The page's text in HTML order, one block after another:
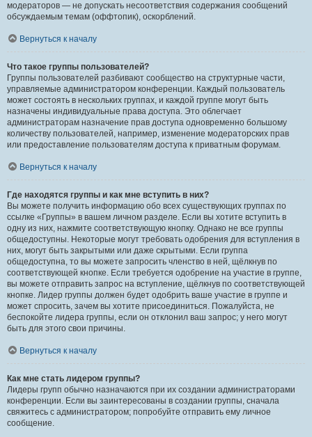
модераторов — не допускать несоответствия содержания сообщений
обсуждаемым темам (оффтопик), оскорблений.
Вернуться к началу
Что такое группы пользователей?
Группы пользователей разбивают сообщество на структурные части,
управляемые администратором конференции. Каждый пользователь
может состоять в нескольких группах, и каждой группе могут быть
назначены индивидуальные права доступа. Это облегчает
администраторам назначение прав доступа одновременно большому
количеству пользователей, например, изменение модераторских прав
или предоставление пользователям доступа к приватным форумам.
Вернуться к началу
Где находятся группы и как мне вступить в них?
Вы можете получить информацию обо всех существующих группах по
ссылке «Группы» в вашем личном разделе. Если вы хотите вступить в
одну из них, нажмите соответствующую кнопку. Однако не все группы
общедоступны. Некоторые могут требовать одобрения для вступления в
них, могут быть закрытыми или даже скрытыми. Если группа
общедоступна, то вы можете запросить членство в ней, щёлкнув по
соответствующей кнопке. Если требуется одобрение на участие в группе,
вы можете отправить запрос на вступление, щёлкнув по соответствующей
кнопке. Лидер группы должен будет одобрить ваше участие в группе и
может спросить, зачем вы хотите присоединиться. Пожалуйста, не
беспокойте лидера группы, если он отклонил ваш запрос; у него могут
быть для этого свои причины.
Вернуться к началу
Как мне стать лидером группы?
Лидеры групп обычно назначаются при их создании администраторами
конференции. Если вы заинтересованы в создании группы, сначала
свяжитесь с администратором; попробуйте отправить ему личное
сообщение.